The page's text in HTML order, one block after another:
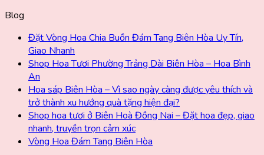
1.800.000₫. là:
1.500.000₫.
Blog
Đặt Vòng Hoa Chia Buồn Đám Tang Biên Hòa Uy Tín,
Giao Nhanh
Shop Hoa Tươi Phường Trảng Dài Biên Hòa – Hoa Bình
An
Hoa sáp Biên Hòa – Vì sao ngày càng được yêu thích và
trở thành xu hướng quà tặng hiện đại?
Shop hoa tươi ở Biên Hoà Đồng Nai – Đặt hoa đẹp, giao
nhanh, truyền trọn cảm xúc
Vòng Hoa Đám Tang Biên Hòa